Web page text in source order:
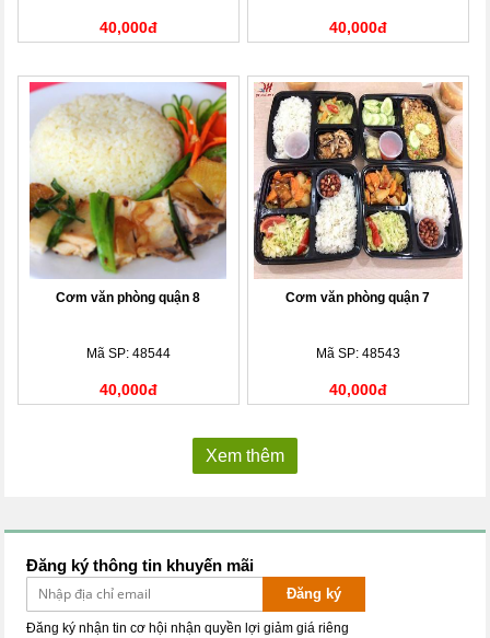
40,000đ 40,000đ
Cơm văn phòng quận 8
Mã SP: 48544
40,000đ
Cơm văn phòng quận 7
Mã SP: 48543
40,000đ
Xem thêm
Đăng ký thông tin khuyến mãi
Đăng ký
Đăng ký nhận tin cơ hội nhận quyền lợi giảm giá riêng